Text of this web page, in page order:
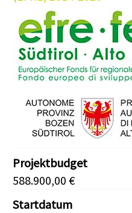
Projektbudget
588.900,00 €
Startdatum